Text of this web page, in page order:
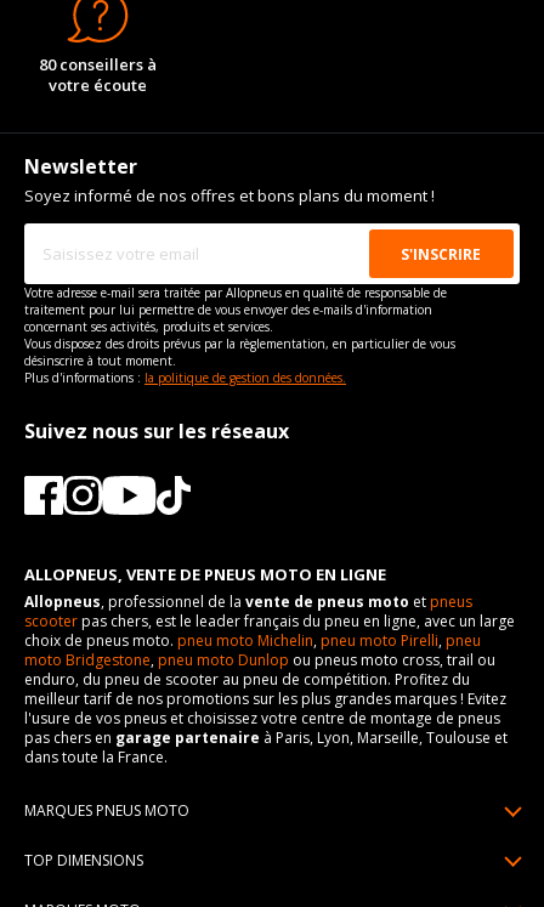
80 conseillers à
votre écoute
Newsletter
Soyez informé de nos offres et bons plans du moment !
Votre adresse e-mail sera traitée par Allopneus en qualité de responsable de
traitement pour lui permettre de vous envoyer des e-mails d'information
concernant ses activités, produits et services.
Vous disposez des droits prévus par la règlementation, en particulier de vous
désinscrire à tout moment.
Plus d'informations : la politique de gestion des données.
Suivez nous sur les réseaux
ALLOPNEUS, VENTE DE PNEUS MOTO EN LIGNE
Allopneus, professionnel de la vente de pneus moto etpneus
scooterpas chers, est le leader français du pneu en ligne, avec un large
choix de pneus moto. pneu moto Michelin,pneu moto Pirelli,pneu
moto Bridgestone,pneu moto Dunlop ou pneus moto cross, trail ou
enduro, du pneu de scooter au pneu de compétition. Profitez du
meilleur tarif de nos promotions sur les plus grandes marques ! Evitez
l'usure de vos pneus et choisissez votre centre de montage de pneus
pas chers en garage partenaire à Paris, Lyon, Marseille, Toulouse et
dans toute la France.
MARQUES PNEUS MOTO
TOP DIMENSIONS